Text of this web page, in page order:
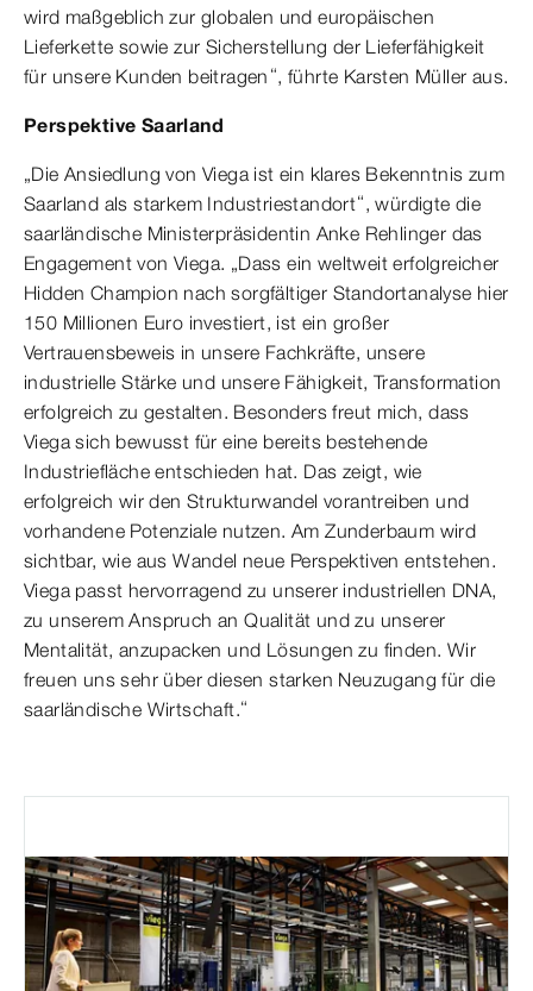
wird maßgeblich zur globalen und europäischen
Lieferkette sowie zur Sicherstellung der Lieferfähigkeit
für unsere Kunden beitragen“, führte Karsten Müller aus.
Perspektive Saarland
„Die Ansiedlung von Viega ist ein klares Bekenntnis zum
Saarland als starkem Industriestandort“, würdigte die
saarländische Ministerpräsidentin Anke Rehlinger das
Engagement von Viega. „Dass ein weltweit erfolgreicher
Hidden Champion nach sorgfältiger Standortanalyse hier
150 Millionen Euro investiert, ist ein großer
Vertrauensbeweis in unsere Fachkräfte, unsere
industrielle Stärke und unsere Fähigkeit, Transformation
erfolgreich zu gestalten. Besonders freut mich, dass
Viega sich bewusst für eine bereits bestehende
Industriefläche entschieden hat. Das zeigt, wie
erfolgreich wir den Strukturwandel vorantreiben und
vorhandene Potenziale nutzen. Am Zunderbaum wird
sichtbar, wie aus Wandel neue Perspektiven entstehen.
Viega passt hervorragend zu unserer industriellen DNA,
zu unserem Anspruch an Qualität und zu unserer
Mentalität, anzupacken und Lösungen zu finden. Wir
freuen uns sehr über diesen starken Neuzugang für die
saarländische Wirtschaft.“